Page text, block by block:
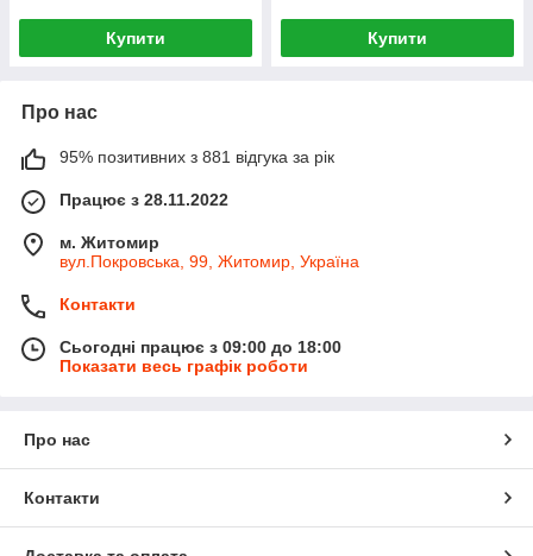
Купити Купити
Про нас
95% позитивних з 881 відгука за рік
Працює з 28.11.2022
м. Житомир
вул.Покровська, 99, Житомир, Україна
Контакти
Сьогодні працює з 09:00 до 18:00
Показати весь графік роботи
Про нас
Контакти